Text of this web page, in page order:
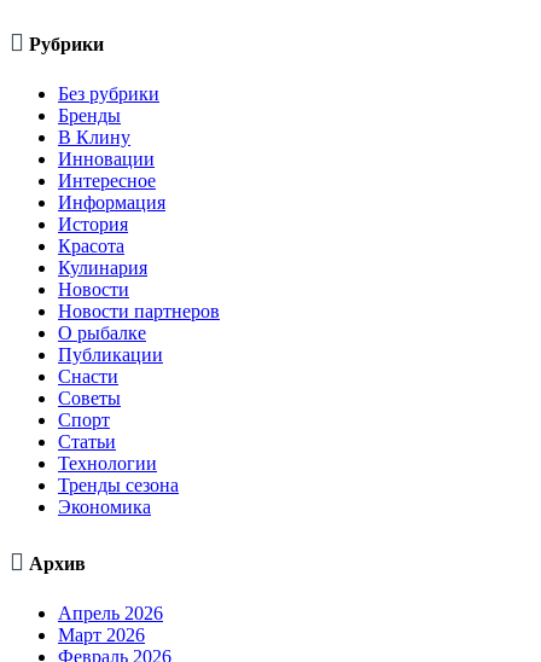
 Рубрики
Без рубрики
Бренды
В Клину
Инновации
Интересное
Информация
История
Красота
Кулинария
Новости
Новости партнеров
О рыбалке
Публикации
Снасти
Советы
Спорт
Статьи
Технологии
Тренды сезона
Экономика
 Архив
Апрель 2026
Март 2026
Февраль 2026